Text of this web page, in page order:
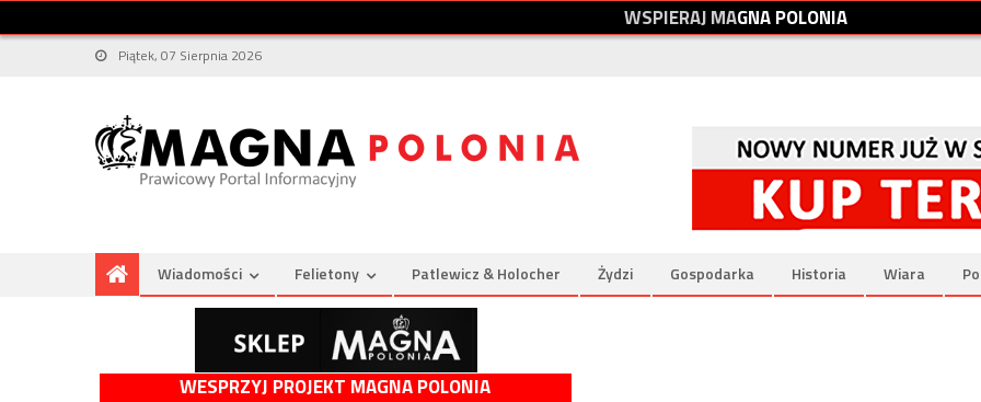
WSPIERAJMAGNAPOLONIA
Piątek, 07 Sierpnia 2026
Wiadomości Felietony Patlewicz & Holocher Żydzi Gospodarka Historia Wiara
WESPRZYJ PROJEKT MAGNA POLONIA